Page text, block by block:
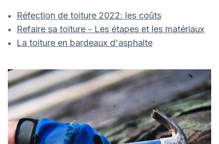
Réfection de toiture 2022: les coûts
Refaire sa toiture - Les étapes et les matériaux
La toiture en bardeaux d'asphalte